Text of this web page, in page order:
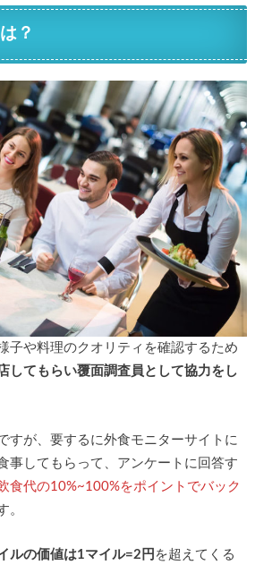
？
子や料理のクオリティを確認するため
してもらい覆面調査員として協力をし
すが、要するに外食モニターサイトに
事してもらって、アンケートに回答す
食代の10%~100%をポイントでバック
。
ルの価値は1マイル=2円 を超えてくる